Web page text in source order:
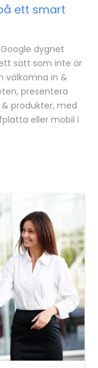
ett smart
dygnet
sätt som inte är
välkomna in &
presentera
produkter, med
eller mobil i